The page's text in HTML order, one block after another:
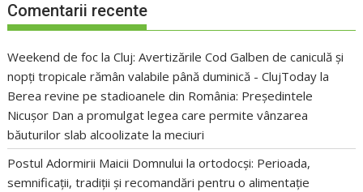
Comentarii recente
Weekend de foc la Cluj: Avertizările Cod Galben de caniculă și
nopți tropicale rămân valabile până duminică - ClujToday la
Berea revine pe stadioanele din România: Președintele
Nicușor Dan a promulgat legea care permite vânzarea
băuturilor slab alcoolizate la meciuri
Postul Adormirii Maicii Domnului la ortodocși: Perioada,
semnificații, tradiții și recomandări pentru o alimentație